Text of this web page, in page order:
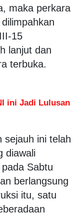
maka perkara
15
lanjut dan
terbuka.
ini Jadi Lulusan
sejauh ini telah
diawali
Sabtu
berlangsung
itu, satu